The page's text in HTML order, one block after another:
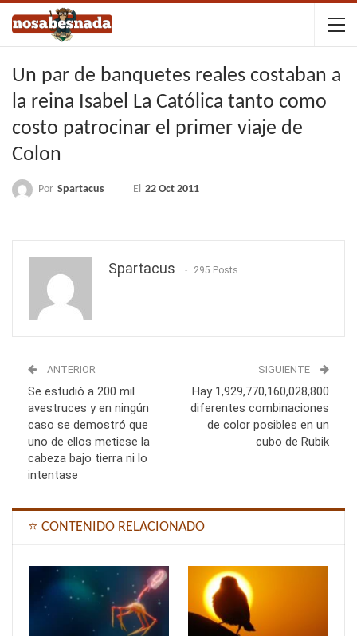
Un par de banquetes reales costaban a
la reina Isabel La Católica tanto como
costo patrocinar el primer viaje de
Colon
Por Spartacus El 22 Oct 2011
Spartacus 295 Posts
ANTERIOR
Se estudió a 200 mil
avestruces y en ningún
caso se demostró que
uno de ellos metiese la
cabeza bajo tierra ni lo
intentase
SIGUIENTE
Hay 1,929,770,160,028,800
diferentes combinaciones
de color posibles en un
cubo de Rubik
⭐ CONTENIDO RELACIONADO